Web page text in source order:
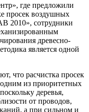
где предложили
просек воздушных
2010», сотрудники
древесно-
является одной
что расчистка просек
из приоритетных
деревья,
от проводов,
а при сильном и